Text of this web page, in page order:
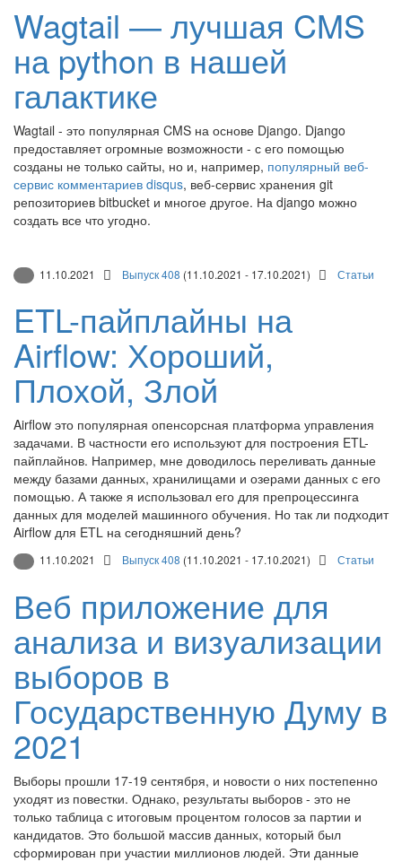
Wagtail — лучшая CMS
на python в нашей
галактике
Wagtail - это популярная CMS на основе Django. Django
предоставляет огромные возможности - с его помощью
созданы не только сайты, но и, например, популярный веб-
сервис комментариев disqus, веб-сервис хранения git
репозиториев bitbucket и многое другое. На django можно
создать все что угодно.
11.10.2021 Выпуск 408 (11.10.2021 - 17.10.2021) Статьи
ETL-пайплайны на
Airflow: Хороший,
Плохой, Злой
Airflow это популярная опенсорсная платформа управления
задачами. В частности его используют для построения ETL-
пайплайнов. Например, мне доводилось переливать данные
между базами данных, хранилищами и озерами данных с его
помощью. А также я использовал его для препроцессинга
данных для моделей машинного обучения. Но так ли подходит
Airflow для ETL на сегодняшний день?
11.10.2021 Выпуск 408 (11.10.2021 - 17.10.2021) Статьи
Веб приложение для
анализа и визуализации
выборов в
Государственную Думу в
2021
Выборы прошли 17-19 сентября, и новости о них постепенно
уходят из повестки. Однако, результаты выборов - это не
только таблица с итоговым процентом голосов за партии и
кандидатов. Это большой массив данных, который был
сформирован при участии миллионов людей. Эти данные